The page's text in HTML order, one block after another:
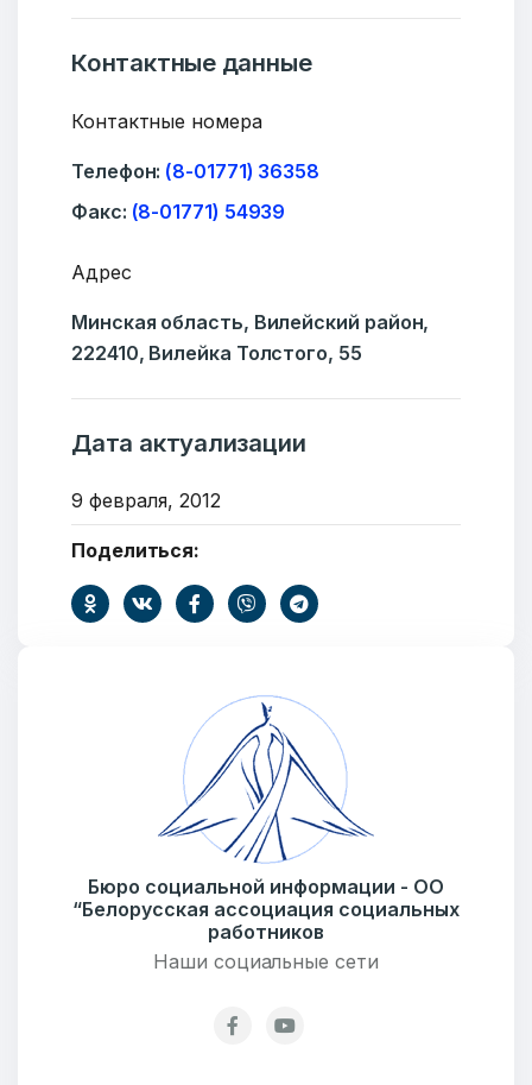
Ваше имя
E-mail
ОТПРАВИТЬ
Контактные данные
Контактные номера
Телефон: (8-01771) 36358
Факс: (8-01771) 54939
Адрес
Минская область, Вилейский район,
222410, Вилейка Толстого, 55
Дата актуализации
9 февраля, 2012
Поделиться:
Бюро социальной информации - ОО
“Белорусская ассоциация социальных
работников
Наши социальные сети